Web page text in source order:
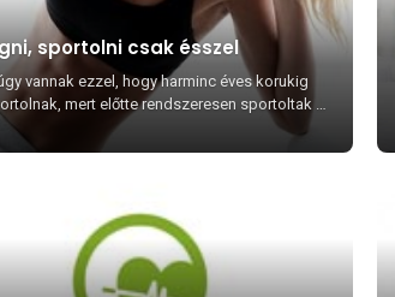
sportolni csak ésszel
vannak ezzel, hogy harminc éves korukig
mert előtte rendszeresen sportoltak és
ez egy életre megóvja őket az elhí...